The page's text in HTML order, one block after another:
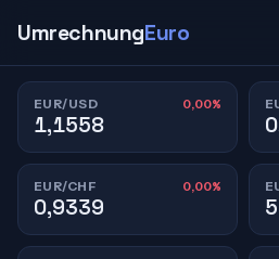
UmrechnungEuro
EUR/USD 0,00%
1,1558
EUR/CHF 0,00%
0,9339